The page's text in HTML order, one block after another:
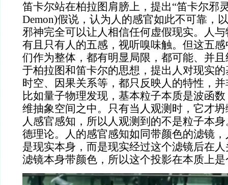
笛卡尔站在柏拉图肩膀上，提出“笛卡尔邪
Demon)假说，认为人的感官如此不可靠，
邪神完全可以让人相信任何虚假现实。人
有且只有人的五感，视听嗅味触。但这五
们作为整体，都有明显局限，都可能、并
于柏拉图和笛卡尔的思想，提出人对现实
时空、因果关系等，都只反映人的特性，
比如量子物理发现，基本粒子本质是波函
维抽象空间之中。只有当人观测时，它才
人感官感知，所以人观测到的不是粒子本
德理论。人的感官感知如同带颜色的滤镜
是现实本身，而是现实经过这个滤镜后在
滤镜本身带颜色，所以这个投影在本质上